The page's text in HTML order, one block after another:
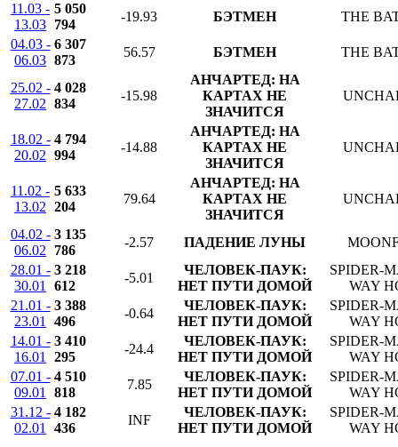
11.03 -
13.03
5 050
794
-19.93 БЭТМЕН
THE
04.03 -
06.03
6 307
873
56.57 БЭТМЕН THE
25.02 -
27.02
4 028
834
-15.98
АНЧАРТЕД: НА
КАРТАХ НЕ
ЗНАЧИТСЯ
18.02 -
20.02
4 794
994
-14.88
АНЧАРТЕД: НА
КАРТАХ НЕ
ЗНАЧИТСЯ
11.02 -
13.02
5 633
204
79.64
АНЧАРТЕД: НА
КАРТАХ НЕ
ЗНАЧИТСЯ
04.02 -
06.02
3 135
786
-2.57 ПАДЕНИЕ ЛУНЫ
28.01 -
30.01
3 218
612
-5.01
ЧЕЛОВЕК-ПАУК:
НЕТ ПУТИ ДОМОЙ
SPIDER-
WAY
21.01 -
23.01
3 388
496
-0.64
ЧЕЛОВЕК-ПАУК:
НЕТ ПУТИ ДОМОЙ
SPIDER-
WAY
14.01 -
16.01
3 410
295
-24.4
ЧЕЛОВЕК-ПАУК:
НЕТ ПУТИ ДОМОЙ
SPIDER-
WAY
07.01 -
09.01
4 510
818
7.85
ЧЕЛОВЕК-ПАУК:
НЕТ ПУТИ ДОМОЙ
SPIDER-
WAY
31.12 -
02.01
4 182
436
INF
ЧЕЛОВЕК-ПАУК:
НЕТ ПУТИ ДОМОЙ
SPIDER-
WAY